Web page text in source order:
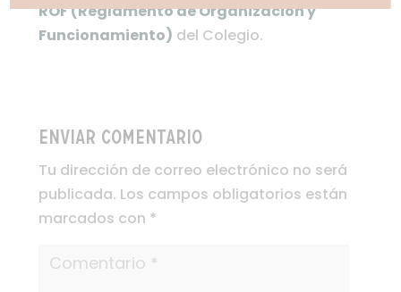
ROF (Reglamento de Organización y
Funcionamiento) del Colegio.
Enviar comentario
Tu dirección de correo electrónico no será
publicada. Los campos obligatorios están
marcados con *